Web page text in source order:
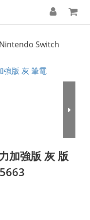
Nintendo Switch
加強版 灰 版